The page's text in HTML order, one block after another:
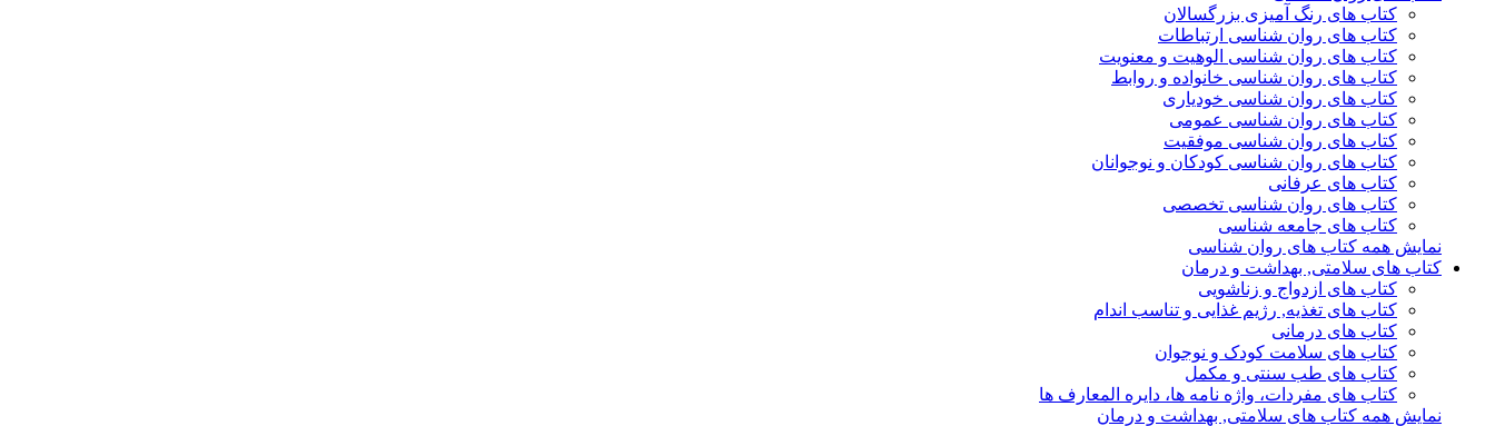
کتاب های رنگ آمیزی بزرگسالان
کتاب های روان شناسی ارتباطات
کتاب های روان شناسی الوهیت و معنویت
کتاب های روان شناسی خانواده و روابط
کتاب های روان شناسی خودیاری
کتاب های روان شناسی عمومی
کتاب های روان شناسی موفقیت
کتاب های روان شناسی کودکان و نوجوانان
کتاب های عرفانی
کتاب های روان شناسی تخصصی
کتاب های جامعه شناسی
نمایش همه کتاب های روان شناسی
کتاب های سلامتی, بهداشت و درمان
کتاب های ازدواج و زناشویی
کتاب های تغذیه, رژیم غذایی و تناسب اندام
کتاب های درمانی
کتاب های سلامت کودک و نوجوان
کتاب های طب سنتی و مکمل
کتاب های مفردات، واژه نامه ها، دایره المعارف ها
نمایش همه کتاب های سلامتی, بهداشت و درمان